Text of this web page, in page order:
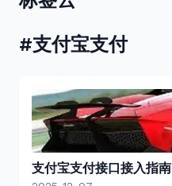
#支付宝支付
支付宝支付接口接入指南